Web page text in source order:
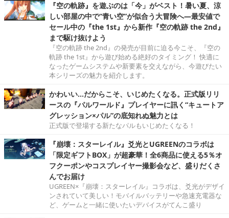
『空の軌跡』を遊ぶのは「今」がベスト！暑い夏、涼
しい部屋の中で“青い空”が似合う大冒険へ―最安値で
セール中の『the 1st』から新作『空の軌跡 the 2nd』
まで駆け抜けよう
『空の軌跡 the 2nd』の発売が目前に迫る今こそ、『空の
軌跡 the 1st』から遊び始める絶好のタイミング！ 快適に
なったゲームシステムや新要素を交えながら、今遊びたい
本シリーズの魅力を紹介します。
かわいい…だからこそ、いじめたくなる。正式版リリ
ースの『パルワールド』プレイヤーに訊く“キュートア
グレッション×パル”の底知れぬ魅力とは
正式版で登場する新たなパルもいじめたくなる！
『崩壊：スターレイル』爻光とUGREENのコラボは
「限定ギフトBOX」が超豪華！全6商品に使える5％オ
フクーポンやコスプレイヤー撮影会など、盛りだくさ
んでお届け
UGREEN×『崩壊：スターレイル』コラボは、爻光がデザイ
ンされていて美しい！モバイルバッテリーや急速充電器な
ど、ゲームと一緒に使いたいデバイスがてんこ盛り